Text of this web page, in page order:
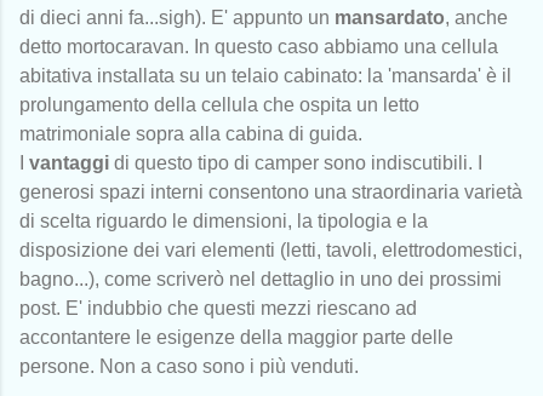
di dieci anni fa...sigh). E' appunto un mansardato, anche
detto mortocaravan. In questo caso abbiamo una cellula
abitativa installata su un telaio cabinato: la 'mansarda' è il
prolungamento della cellula che ospita un letto
matrimoniale sopra alla cabina di guida.
vantaggi di questo tipo di camper sono indiscutibili. I
generosi spazi interni consentono una straordinaria varietà
di scelta riguardo le dimensioni, la tipologia e la
disposizione dei vari elementi (letti, tavoli, elettrodomestici,
bagno...), come scriverò nel dettaglio in uno dei prossimi
post. E' indubbio che questi mezzi riescano ad
accontantere le esigenze della maggior parte delle
persone. Non a caso sono i più venduti.